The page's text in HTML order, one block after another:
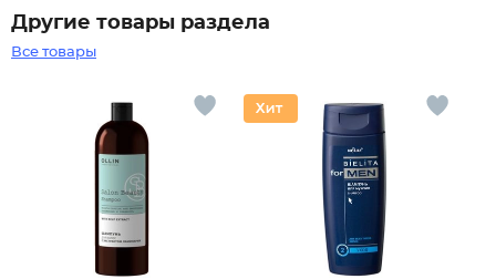
Другие товары раздела
Все товары